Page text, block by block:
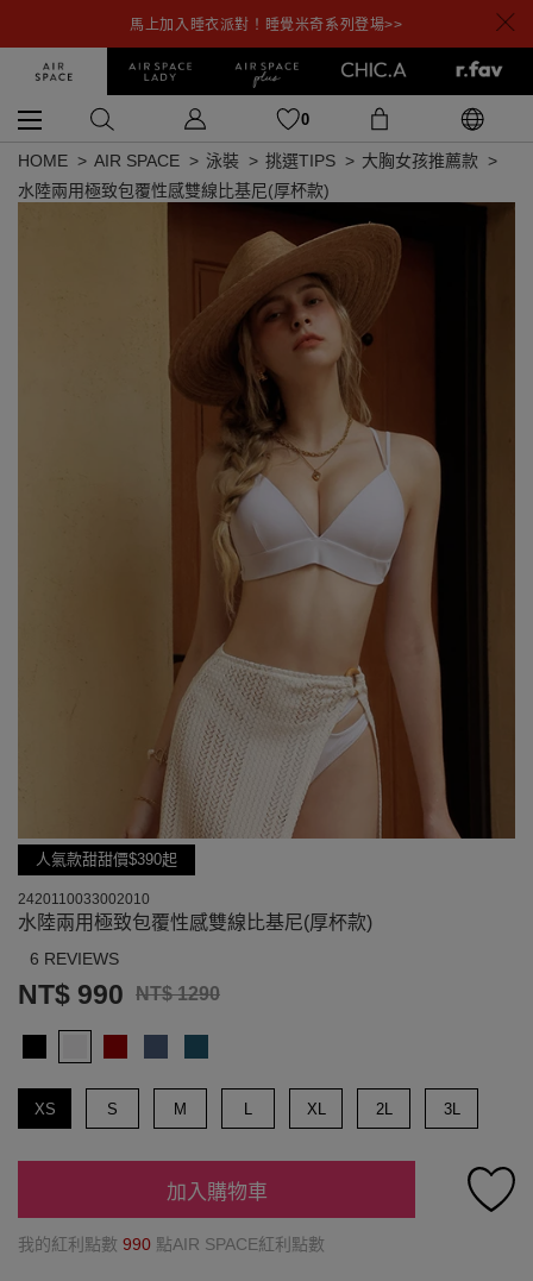
馬上加入睡衣派對！睡覺米奇系列登場>>
0
HOME AIR SPACE 泳裝 挑選TIPS
大胸女孩推薦款
水陸兩用極致包覆性感雙線比基尼(厚杯款)
人氣款甜甜價$390起
2420110033002010
水陸兩用極致包覆性感雙線比基尼(厚杯款)
6 REVIEWS
NT$ 990 NT$ 1290
XS S M L XL 2L 3L
加入購物車
我的紅利點數 990 點AIR SPACE紅利點數